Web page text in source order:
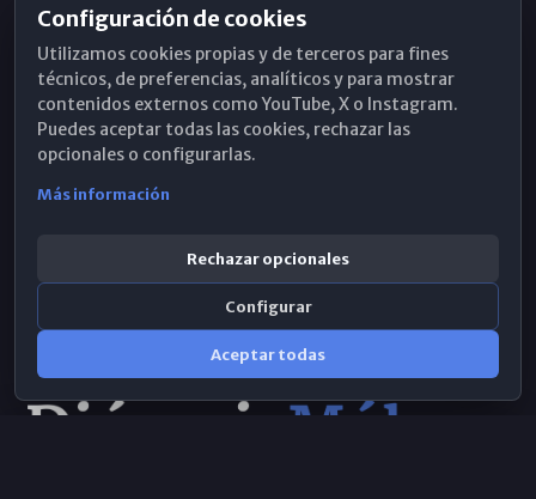
Horarios de Misa
Hemeroteca
WhatsApp
Configuración de cookies
Utilizamos cookies propias y de terceros para fines
técnicos, de preferencias, analíticos y para mostrar
contenidos externos como YouTube, X o Instagram.
Puedes aceptar todas las cookies, rechazar las
opcionales o configurarlas.
Más información
Rechazar opcionales
Configurar
Aceptar todas